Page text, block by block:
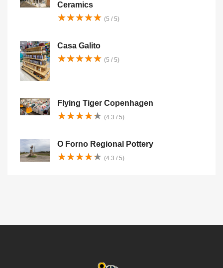
Ceramics
★★★★★
★★★★★ (5 / 5)
Casa Galito
★★★★★
★★★★★ (5 / 5)
Flying Tiger Copenhagen
★★★★★
★★★★★ (4.3 / 5)
O Forno Regional Pottery
★★★★★
★★★★★ (4.3 / 5)